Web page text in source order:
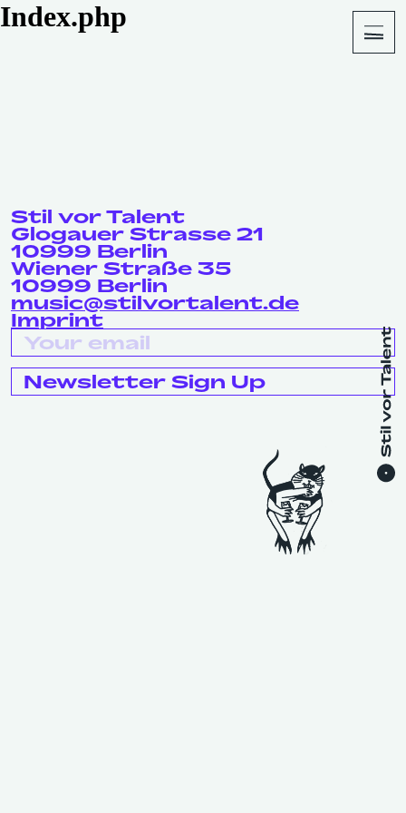
About
Index.php
Stil vor Talent
Glogauer Strasse 21
10999 Berlin
Wiener Straße 35
10999 Berlin
music@stilvortalent.de
Imprint